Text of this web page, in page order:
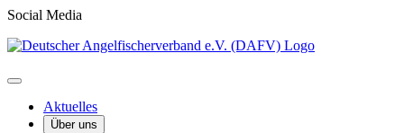
Social Media
Aktuelles
Über uns